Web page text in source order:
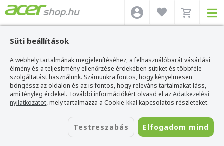
Süti beállítások
A webhely tartalmának megjelenítéséhez, a felhasználóbarát vásárlási
élmény és a teljesítmény ellenőrzése érdekében sütiket és többféle
szolgáltatást használunk. Számunkra fontos, hogy kényelmesen
böngéssz az oldalon és az is fontos, hogy releváns tartalmakat láss,
ami tényleg érdekel. További információkért olvasd el azAdatkezelési
nyilatkozatot, mely tartalmazza a Cookie-kkal kapcsolatos részleteket.
Testreszabás Elfogadom mind
Acer webshop>Kiegészítők>Egerek >Onikuma Egerek >Onikuma CW902
Gaming egér - Fekete
Onikuma CW902 Gaming egér - Fekete
Azonosító:CW902 Wired Black